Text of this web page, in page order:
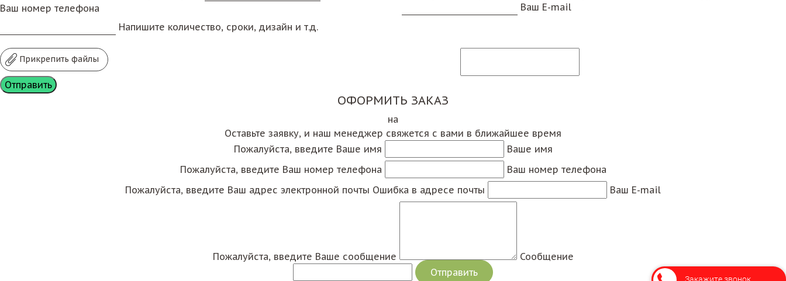
Ваш номер телефона
Ваш E-mail
Напишите количество, сроки, дизайн и т.д.
Прикрепить файлы
ОФОРМИТЬ ЗАКАЗ
на
Оставьте заявку, и наш менеджер свяжется с вами в ближайшее время
Пожалуйста, введите Ваше имя
Ваше имя
Пожалуйста, введите Ваш номер телефона
Ваш номер телефона
Пожалуйста, введите Ваш адрес электронной почты Ошибка в адресе почты Ваш E-mail
Пожалуйста, введите Ваше сообщение Сообщение